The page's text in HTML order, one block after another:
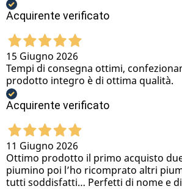
Acquirente verificato
15 Giugno 2026
Tempi di consegna ottimi,
prodotto integro è di ottima qualità.
Acquirente verificato
11 Giugno 2026
Ottimo prodotto il primo acquisto
piumino poi l’ho ricomprato altri
tutti soddisfatti… Perfetti di nome e